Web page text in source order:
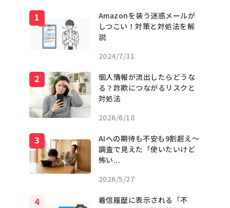
Amazonを装う迷惑メールが
しつこい！対策と対処法を解
説
2024/7/31
個人情報が流出したらどうな
る？詐欺につながるリスクと
対処法
2026/6/18
AIへの期待も不安も9割超え〜
調査で見えた「使いたいけど
怖い...
2026/5/27
着信履歴に表示される「不